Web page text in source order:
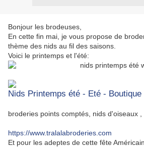
Bonjour les brodeuses,
En cette fin mai, je vous propose de
thème des nids au fil des saisons.
Voici le printemps et l'été:
Nids Printemps été - Eté -
broderies points comptés, nids d'oiseaux ,
https://www.tralalabroderies.com
Et pour les adeptes de cette fête